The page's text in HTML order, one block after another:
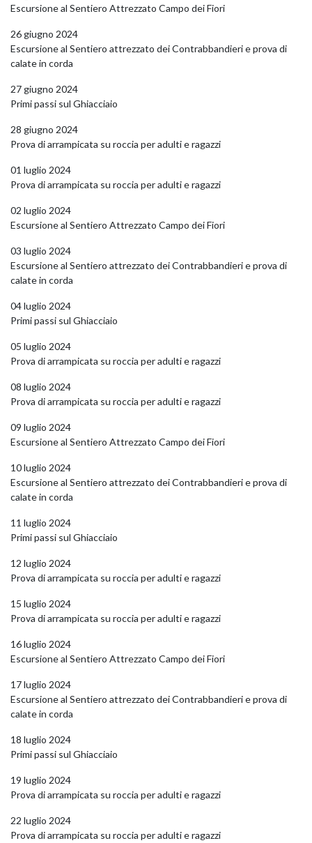
Escursione al Sentiero Attrezzato Campo dei Fiori
26 giugno 2024
Escursione al Sentiero attrezzato dei Contrabbandieri e prova di
calate in corda
27 giugno 2024
Primi passi sul Ghiacciaio
28 giugno 2024
Prova di arrampicata su roccia per adulti e ragazzi
01 luglio 2024
Prova di arrampicata su roccia per adulti e ragazzi
02 luglio 2024
Escursione al Sentiero Attrezzato Campo dei Fiori
03 luglio 2024
Escursione al Sentiero attrezzato dei Contrabbandieri e prova di
calate in corda
04 luglio 2024
Primi passi sul Ghiacciaio
05 luglio 2024
Prova di arrampicata su roccia per adulti e ragazzi
08 luglio 2024
Prova di arrampicata su roccia per adulti e ragazzi
09 luglio 2024
Escursione al Sentiero Attrezzato Campo dei Fiori
10 luglio 2024
Escursione al Sentiero attrezzato dei Contrabbandieri e prova di
calate in corda
11 luglio 2024
Primi passi sul Ghiacciaio
12 luglio 2024
Prova di arrampicata su roccia per adulti e ragazzi
15 luglio 2024
Prova di arrampicata su roccia per adulti e ragazzi
16 luglio 2024
Escursione al Sentiero Attrezzato Campo dei Fiori
17 luglio 2024
Escursione al Sentiero attrezzato dei Contrabbandieri e prova di
calate in corda
18 luglio 2024
Primi passi sul Ghiacciaio
19 luglio 2024
Prova di arrampicata su roccia per adulti e ragazzi
22 luglio 2024
Prova di arrampicata su roccia per adulti e ragazzi